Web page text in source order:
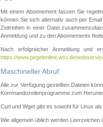
Mit einem Abonnement fassen Sie
können Sie sich alternativ auch per
Zeitreihen in einer Datei
Anmeldung und zu den Abonnements
Nach erfolgreicher Anmeldung und
https://www.pegelonline.wsv.de/
Maschineller Abruf
Alle zur Verfügung gestellten Dateien
Kommandozeilenprogramme zum
Curl und Wget gibt es sowohl für Linux als
Wie allgemein üblich werden